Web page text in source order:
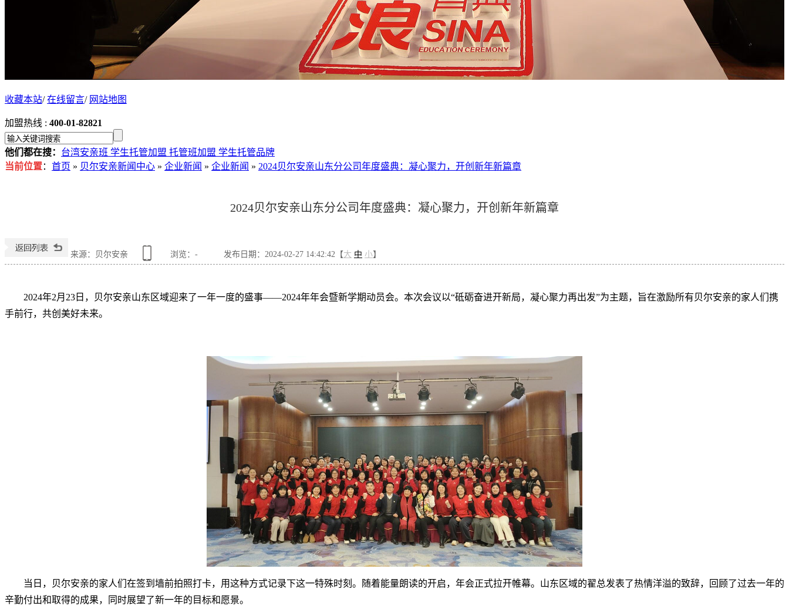
收藏本站/在线留言/ 网站地图
加盟热线 : 400-01-82821
他们都在搜： 台湾安亲班 学生托管加盟 托管班加盟 学生托管品牌
当前位置： 首页 » 贝尔安亲新闻中心 » 企业新闻 » 企业新闻 » 2024贝尔安亲山东分公司年度盛典：凝心聚力，开创新年新篇章
2024贝尔安亲山东分公司年度盛典：凝心聚力，开创新年新篇章
来源：贝尔安亲 浏览： - 发布日期：2024-02-27 14:42:42【大 中 小】
2024年2月23日，贝尔安亲山东区域迎来了一年一度的盛事——2024年年会暨新学期动员会。本次会议以“砥砺奋进开新局，凝心聚力再出发”为主题，旨在激励所有贝尔安亲的家人们携
手前行，共创美好未来。
当日，贝尔安亲的家人们在签到墙前拍照打卡，用这种方式记录下这一特殊时刻。随着能量朗读的开启，年会正式拉开帷幕。山东区域的翟总发表了热情洋溢的致辞，回顾了过去一年的
辛勤付出和取得的成果，同时展望了新一年的目标和愿景。